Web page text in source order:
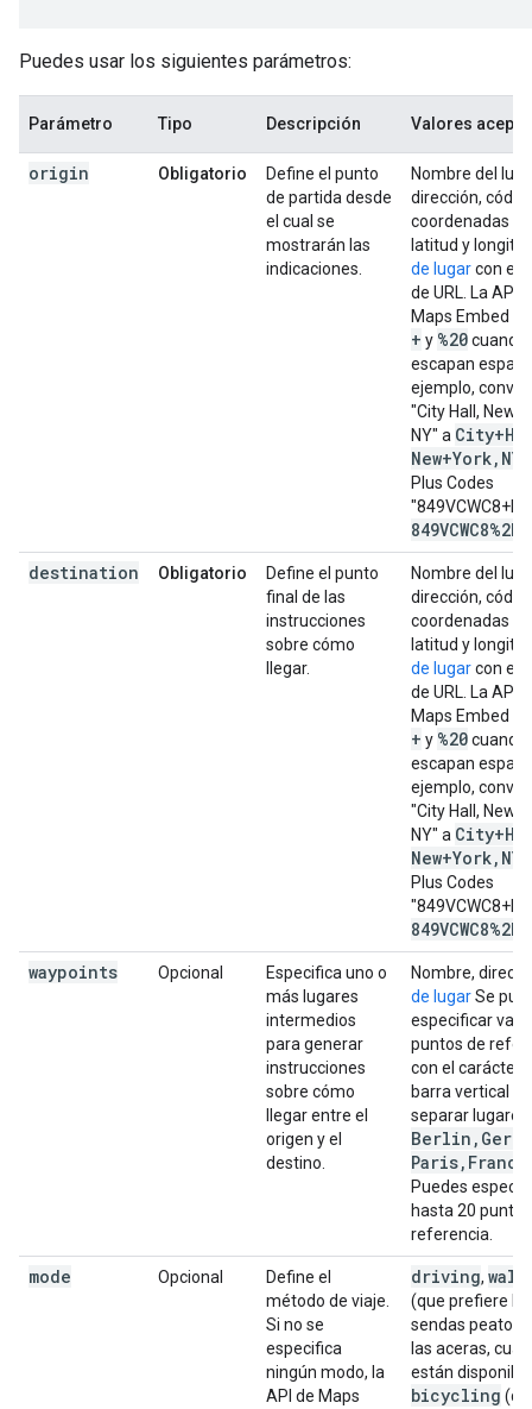
Puedes usar los siguientes parámetros:
Parámetro Tipo Descripción Valores
origin Obligatorio
Define el punto
de partida desde
el cual se
mostrarán las
indicaciones.
Nombre del
dirección,
coordenadas de
latitud y
de lugarcon
de URL. La API
Maps Embed
+ y %20cuando
escapan
ejemplo,
"City Hall, New
NY" a
New+York, NY
Plus Codes
destination
Obligatorio
Define el punto
final de las
instrucciones
sobre cómo
llegar.
Nombre del
dirección,
coordenadas de
latitud y
de lugarcon
de URL. La API
Maps Embed
+ y %20cuando
escapan
ejemplo,
"City Hall, New
NY" a
New+York, NY
Plus Codes
waypoints
Opcional
Especifica uno o
más lugares
intermedios
para generar
instrucciones
sobre cómo
llegar entre el
origen y el
destino.
Nombre,
de lugarSe
especificar
puntos de
con el carácter
barra vertical
separar lugares
Berlin ,
Paris, France
Puedes
hasta 20
referencia.
mode Opcional
Define el
método de viaje.
Si no se
especifica
ningún modo, la
API de Maps
driving,
(que prefiere las
sendas
las aceras,
están
bicycling